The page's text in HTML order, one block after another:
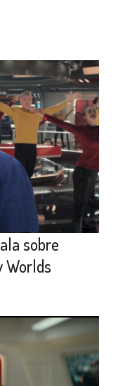
sobre
Worlds